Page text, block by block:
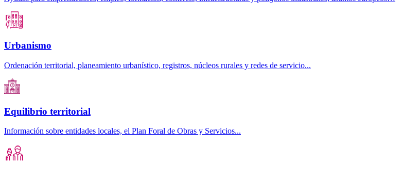
Urbanismo
Ordenación territorial, planeamiento urbanístico, registros, núcleos rurales y redes de servicio...
Equilibrio territorial
Información sobre entidades locales, el Plan Foral de Obras y Servicios...